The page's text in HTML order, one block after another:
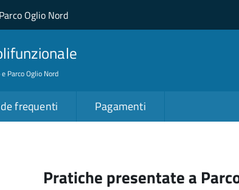
Oglio Nord
Parco Oglio Nord
frequenti Pagamenti
Pratiche presentate a